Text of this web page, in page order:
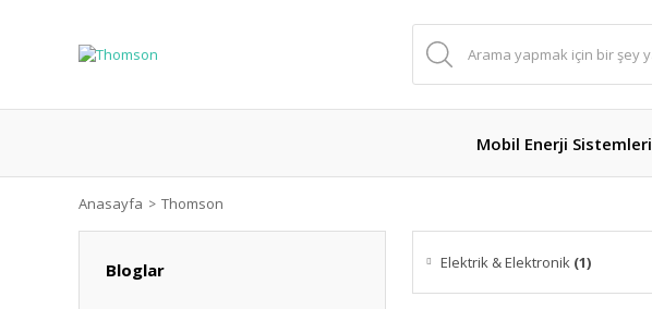
Mobil Enerji Sistemleri
Anasayfa Thomson
Bloglar Elektrik & Elektronik (1)